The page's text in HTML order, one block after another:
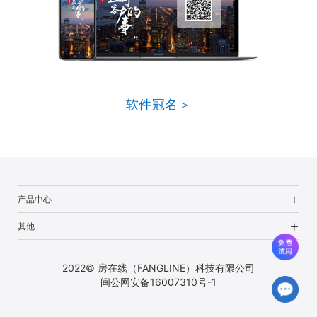
软件冠名＞
产品中心
其他
2022© 房在线（FANGLINE）科技有限公司
闽公网安备16007310号-1